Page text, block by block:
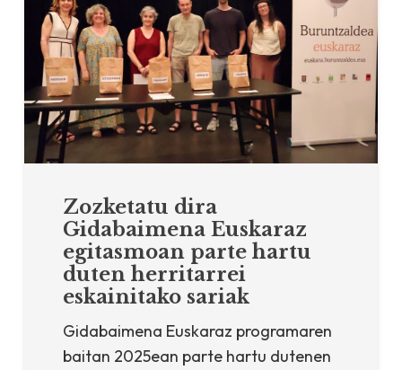
Zozketatu dira
Gidabaimena Euskaraz
egitasmoan parte hartu
duten herritarrei
eskainitako sariak
Gidabaimena Euskaraz programaren
baitan 2025ean parte hartu dutenen